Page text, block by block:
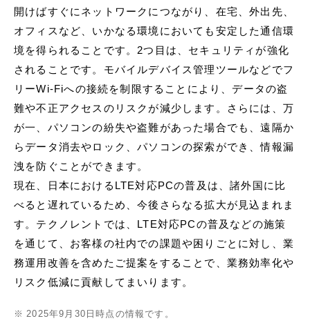
開けばすぐにネットワークにつながり、在宅、外出先、
オフィスなど、いかなる環境においても安定した通信環
境を得られることです。2つ目は、セキュリティが強化
されることです。モバイルデバイス管理ツールなどでフ
リーWi-Fiへの接続を制限することにより、データの盗
難や不正アクセスのリスクが減少します。さらには、万
が一、パソコンの紛失や盗難があった場合でも、遠隔か
らデータ消去やロック、パソコンの探索ができ、情報漏
洩を防ぐことができます。
現在、日本におけるLTE対応PCの普及は、諸外国に比
べると遅れているため、今後さらなる拡大が見込まれま
す。テクノレントでは、LTE対応PCの普及などの施策
を通じて、お客様の社内での課題や困りごとに対し、業
務運用改善を含めたご提案をすることで、業務効率化や
リスク低減に貢献してまいります。
※ 2025年9月30日時点の情報です。